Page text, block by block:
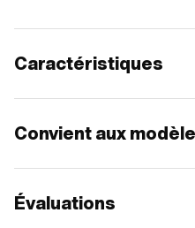
Caractéristiques
Convient aux
Évaluations